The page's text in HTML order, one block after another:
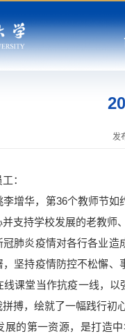
发
：
华，第36个教师节如
支持学校发展的老教师
炎疫情对各行各业造
坚持疫情防控不松懈
课堂当作抗疫一线，
搏，绘就了一幅践行初
第一资源，是打造中